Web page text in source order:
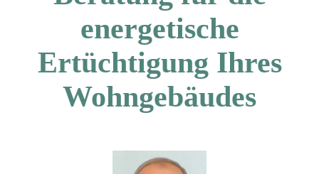
energetische
Ertüchtigung Ihres
Wohngebäudes